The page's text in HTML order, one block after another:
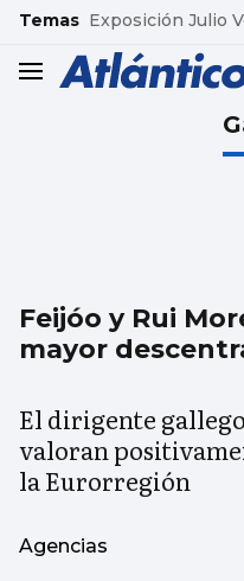
common.go-to-content
Temas Exposición Julio
header.menu.open
Feijóo y Rui
mayor
El dirigente
valoran
la Eurorregión
Agencias